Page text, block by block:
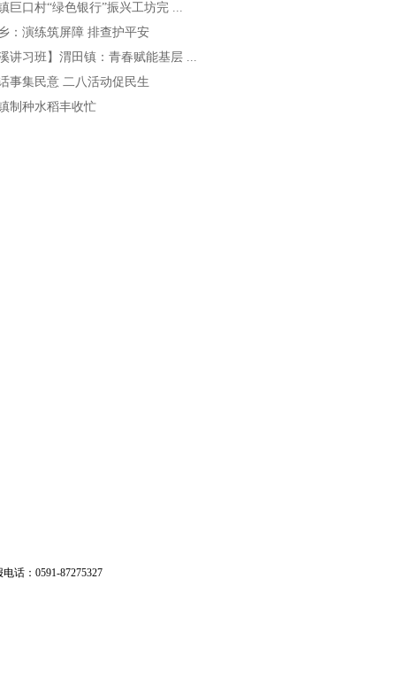
巨口村“绿色银行”振兴工坊完 ...
：演练筑屏障 排查护平安
溪讲习班】渭田镇：青春赋能基层 ...
事集民意 二八活动促民生
制种水稻丰收忙
话：0591-87275327